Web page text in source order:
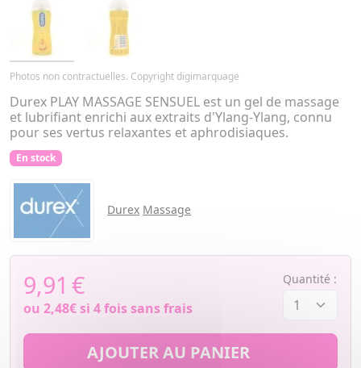
Photos non contractuelles. Copyright digimarquage
Durex PLAY MASSAGE SENSUEL est un gel de massage
et lubrifiant enrichi aux extraits d'Ylang-Ylang, connu
pour ses vertus relaxantes et aphrodisiaques.
En stock
Durex Massage
9,91 €
ou 2,48€si 4 fois sans frais
Quantité :
AJOUTER AU PANIER